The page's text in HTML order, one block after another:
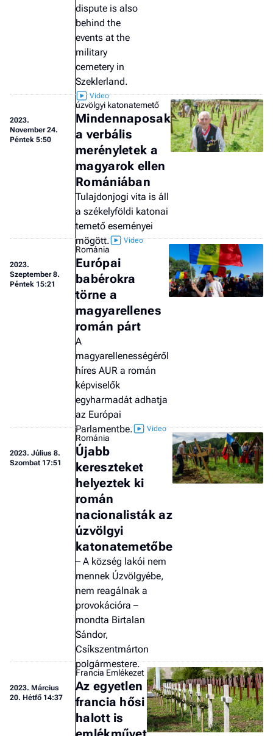
dispute is also
behind the
events at the
military
cemetery in
Szeklerland.
2023.
November 24.
Péntek 5:50
úzvölgyi katonatemető
Mindennaposak
a verbális
merényletek a
magyarok ellen
Romániában
Tulajdonjogi vita is áll
a székelyföldi katonai
temető eseményei
mögött.
2023.
Szeptember 8.
Péntek 15:21
Románia
Európai
babérokra
törne a
magyarellenes
román párt
A
magyarellenességéről
híres AUR a román
képviselők
egyharmadát adhatja
az Európai
Parlamentbe.
2023. Július 8.
Szombat 17:51
Románia
Újabb
kereszteket
helyeztek ki
román
nacionalisták az
úzvölgyi
katonatemetőbe
– A község lakói nem
mennek Úzvölgyébe,
nem reagálnak a
provokációra –
mondta Birtalan
Sándor,
Csíkszentmárton
polgármestere.
2023. Március
20. Hétfő 14:37
Francia Emlékezet
Az egyetlen
francia hősi
halott is